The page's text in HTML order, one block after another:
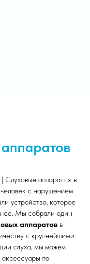
Слуховые аппараты» в
с нарушением
устройство, которое
Мы собрали один
аппаратов в
с крупнейшими
слуха, мы можем
аксессуары по